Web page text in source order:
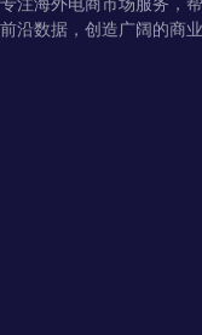
前沿数据，创造广阔的商业